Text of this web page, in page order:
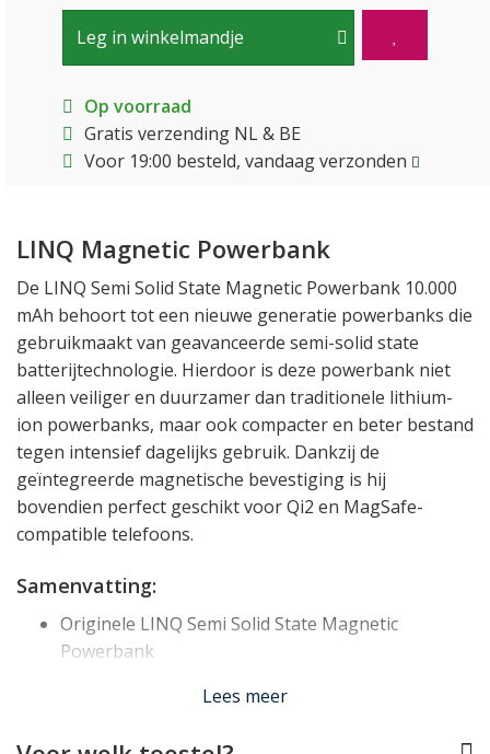
Leg in winkelmandje
Op voorraad
Gratis verzending NL & BE
Voor 19:00 besteld, vandaag verzonden
LINQ Magnetic Powerbank
De LINQ Semi Solid State Magnetic Powerbank 10.000
mAh behoort tot een nieuwe generatie powerbanks die
gebruikmaakt van geavanceerde semi-solid state
batterijtechnologie. Hierdoor is deze powerbank niet
alleen veiliger en duurzamer dan traditionele lithium-
ion powerbanks, maar ook compacter en beter bestand
tegen intensief dagelijks gebruik. Dankzij de
geïntegreerde magnetische bevestiging is hij
bovendien perfect geschikt voor Qi2 en MagSafe-
compatible telefoons.
Samenvatting:
Originele LINQ Semi Solid State Magnetic
Powerbank
Capaciteit van 10.000 mAh
Lees meer